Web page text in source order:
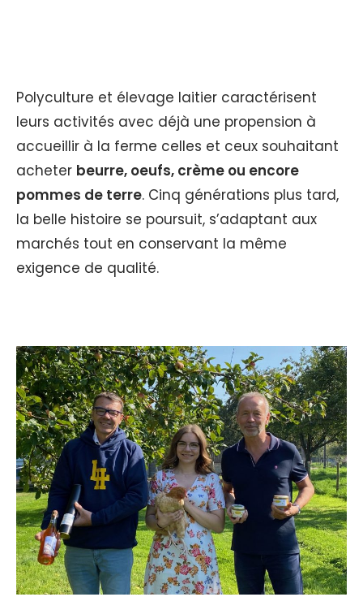
Polyculture et élevage laitier caractérisent
leurs activités avec déjà une propension à
accueillir à la ferme celles et ceux souhaitant
acheter beurre, oeufs, crème ou encore
pommes de terre. Cinq générations plus tard,
la belle histoire se poursuit, s’adaptant aux
marchés tout en conservant la même
exigence de qualité.